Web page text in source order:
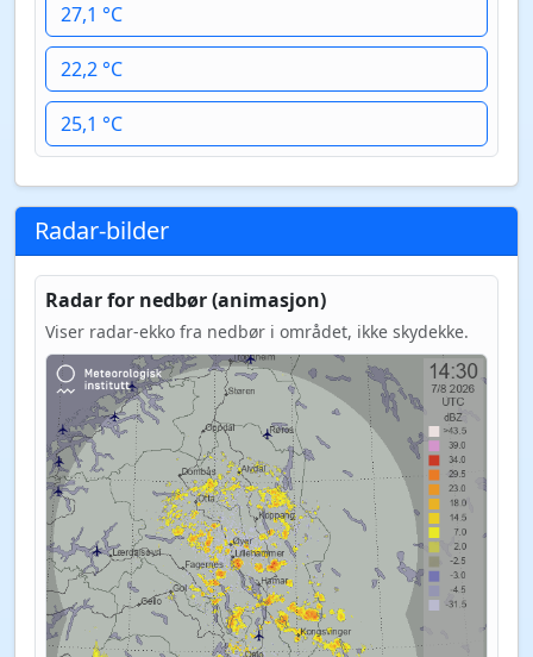
27,1 °C
22,2 °C
25,1 °C
Radar-bilder
Radar for nedbør (animasjon)
Viser radar-ekko fra nedbør i området, ikke skydekke.